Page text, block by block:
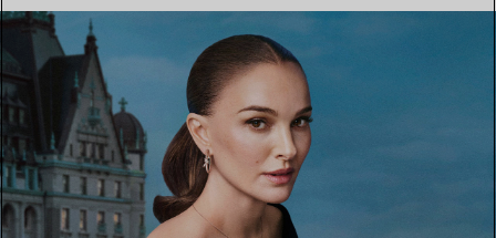
TROUVEZ LA BOUTIQUE LA PLUS PROCHE